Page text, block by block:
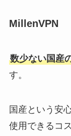
MillenVPN
数少ない国産
す。
国産という安
使用できるコ